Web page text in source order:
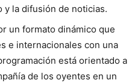
la difusión de noticias.
un formato dinámico que
e internacionales con una
está orientado a
de los oyentes en un